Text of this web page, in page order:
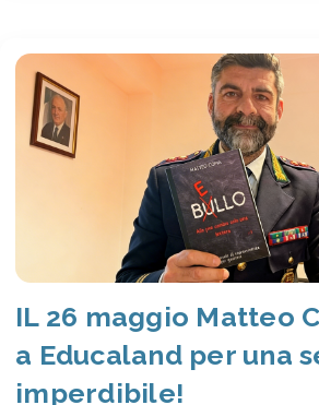
IL 26 maggio Matteo
a Educaland per una
imperdibile!